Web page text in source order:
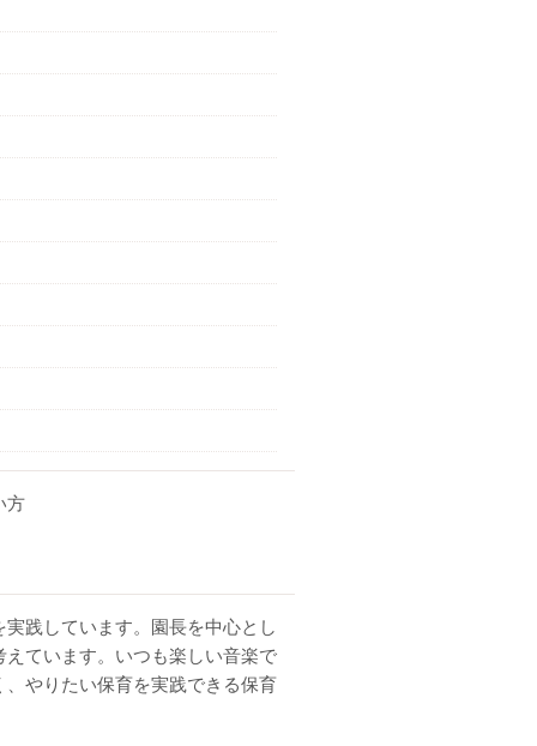
方
践しています。園長を中心とし
ています。いつも楽しい音楽で
やりたい保育を実践できる保育